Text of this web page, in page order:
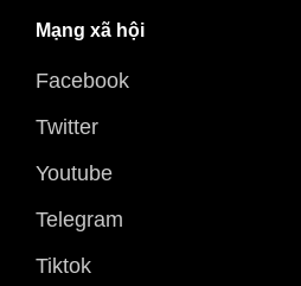
Mạng xã hội
Facebook
Twitter
Youtube
Telegram
Tiktok